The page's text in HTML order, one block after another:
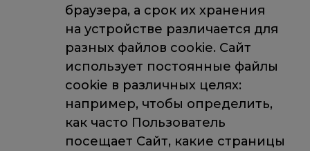
браузера, а срок их хранения
на устройстве различается для
разных файлов cookie. Сайт
использует постоянные файлы
cookie в различных целях:
например, чтобы определить,
как часто Пользователь
посещает Сайт, какие страницы